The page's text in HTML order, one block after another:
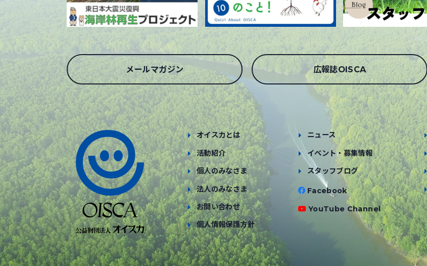
メールマガジン 広報誌OISCA
オイスカとは
活動紹介
個人のみなさま
法人のみなさま
お問い合わせ
個人情報保護方針
ニュース
イベント・募集情報
スタッフブログ
Facebook
YouTube Channel